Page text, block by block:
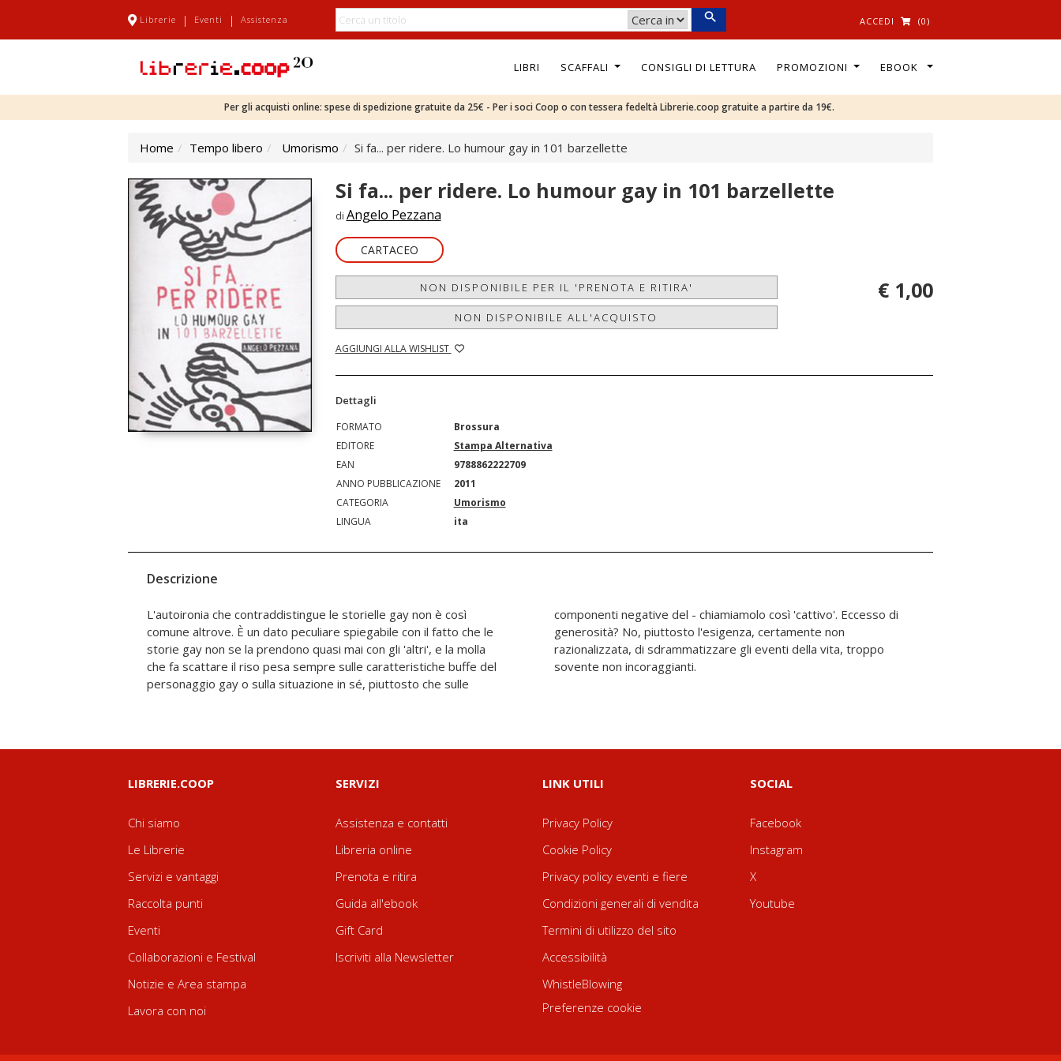
Librerie | Eventi | Assistenza ACCEDI (0)
LIBRI SCAFFALI CONSIGLI DI LETTURA PROMOZIONI EBOOK
Per gli acquisti online: spese di spedizione gratuite da 25€ - Per i soci Coop o con tessera fedeltà Librerie.coop gratuite a partire da 19€.
Home Tempo libero Umorismo Si fa... per ridere. Lo humour gay in 101 barzellette
Si fa... per ridere. Lo humour gay in 101 barzellette
di Angelo Pezzana
CARTACEO
NON DISPONIBILE PER IL 'PRENOTA E RITIRA'
NON DISPONIBILE ALL'ACQUISTO
AGGIUNGI ALLA WISHLIST
€ 1,00
Dettagli
FORMATO
Brossura
EDITORE
Stampa Alternativa
EAN
9788862222709
ANNO PUBBLICAZIONE
2011
CATEGORIA
Umorismo
LINGUA
ita
Descrizione
L'autoironia che contraddistingue le storielle gay non è così
comune altrove. È un dato peculiare spiegabile con il fatto che le
storie gay non se la prendono quasi mai con gli 'altri', e la molla
che fa scattare il riso pesa sempre sulle caratteristiche buffe del
personaggio gay o sulla situazione in sé, piuttosto che sulle
componenti negative del - chiamiamolo così 'cattivo'. Eccesso di
generosità? No, piuttosto l'esigenza, certamente non
razionalizzata, di sdrammatizzare gli eventi della vita, troppo
sovente non incoraggianti.
LIBRERIE.COOP
Chi siamo
Le Librerie
Servizi e vantaggi
Raccolta punti
Eventi
Collaborazioni e Festival
Notizie e Area stampa
Lavora con noi
SERVIZI
Assistenza e contatti
Libreria online
Prenota e ritira
Guida all'ebook
Gift Card
Iscriviti alla Newsletter
LINK UTILI
Privacy Policy
Cookie Policy
Privacy policy eventi e fiere
Condizioni generali di vendita
Termini di utilizzo del sito
Accessibilità
WhistleBlowing
Preferenze cookie
SOCIAL
Facebook
Instagram
X
Youtube